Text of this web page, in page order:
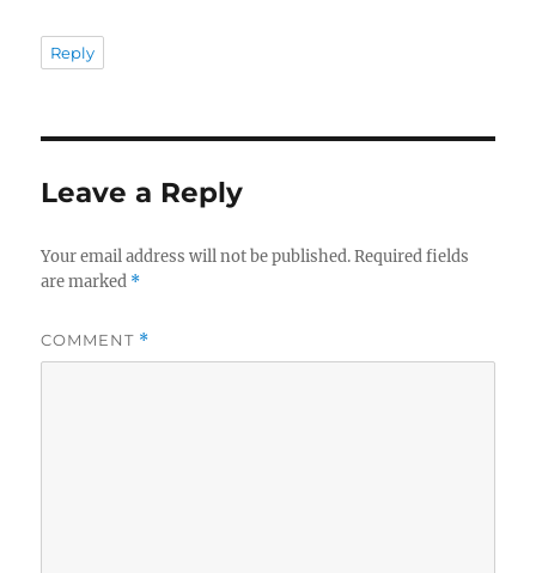
Reply
Leave a Reply
Your email address will not be published. Required fields
are marked *
COMMENT *